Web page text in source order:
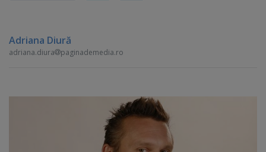
Adriana Diură
adriana.diura paginademedia.ro